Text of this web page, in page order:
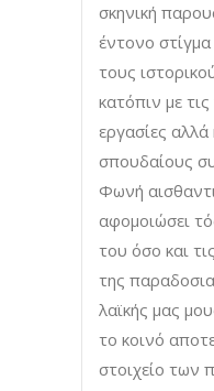
σκηνική
έντονο
τους
κατόπιν με
εργασίες αλλά
σπουδαίους
Φωνή
αφομοιώσει
του όσο και
της
λαϊκής μας
το κοινό
στοιχείο των